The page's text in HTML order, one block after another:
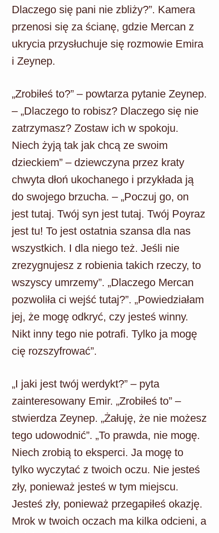
Dlaczego się pani nie zbliży?”. Kamera
przenosi się za ścianę, gdzie Mercan z
ukrycia przysłuchuje się rozmowie Emira
i Zeynep.
„Zrobiłeś to?” – powtarza pytanie Zeynep.
– „Dlaczego to robisz? Dlaczego się nie
zatrzymasz? Zostaw ich w spokoju.
Niech żyją tak jak chcą ze swoim
dzieckiem” – dziewczyna przez kraty
chwyta dłoń ukochanego i przykłada ją
do swojego brzucha. – „Poczuj go, on
jest tutaj. Twój syn jest tutaj. Twój Poyraz
jest tu! To jest ostatnia szansa dla nas
wszystkich. I dla niego też. Jeśli nie
zrezygnujesz z robienia takich rzeczy, to
wszyscy umrzemy”. „Dlaczego Mercan
pozwoliła ci wejść tutaj?”. „Powiedziałam
jej, że mogę odkryć, czy jesteś winny.
Nikt inny tego nie potrafi. Tylko ja mogę
cię rozszyfrować”.
„I jaki jest twój werdykt?” – pyta
zainteresowany Emir. „Zrobiłeś to” –
stwierdza Zeynep. „Żałuję, że nie możesz
tego udowodnić”. „To prawda, nie mogę.
Niech zrobią to eksperci. Ja mogę to
tylko wyczytać z twoich oczu. Nie jesteś
zły, ponieważ jesteś w tym miejscu.
Jesteś zły, ponieważ przegapiłeś okazję.
Mrok w twoich oczach ma kilka odcieni, a